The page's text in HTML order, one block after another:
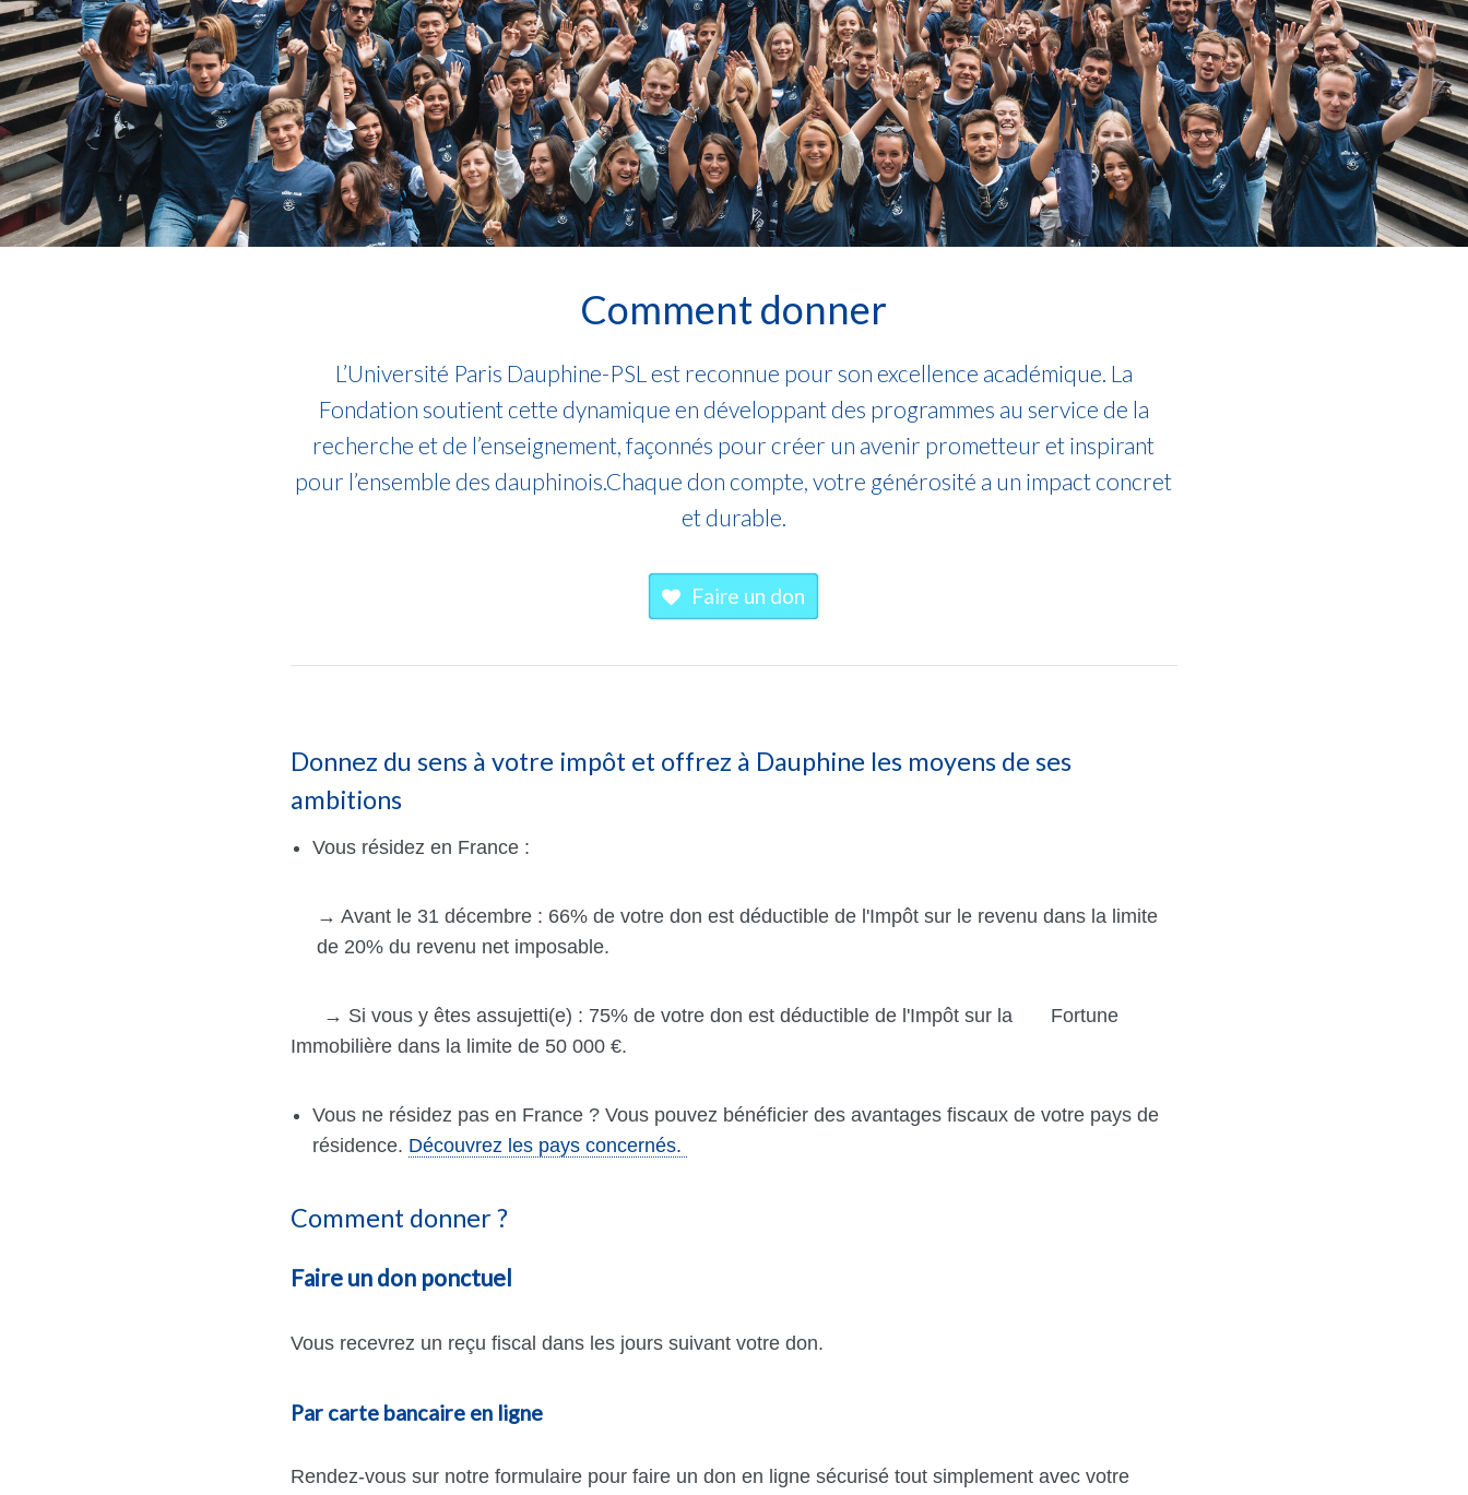
Comment donner
L’Université Paris Dauphine-PSL est reconnue pour son excellence académique. La
Fondation soutient cette dynamique en développant des programmes au service de la
recherche et de l’enseignement, façonnés pour créer un avenir prometteur et inspirant
pour l’ensemble des dauphinois.Chaque don compte, votre générosité a un impact concret
et durable.
Faire un don
Donnez du sens à votre impôt et offrez à Dauphine les moyens de ses
ambitions
Vous résidez en France :
→ Avant le 31 décembre : 66% de votre don est déductible de l'Impôt sur le revenu dans la limite
de 20% du revenu net imposable.
→ Si vous y êtes assujetti(e) : 75% de votre don est déductible de l'Impôt sur la Fortune
Immobilière dans la limite de 50 000 €.
Vous ne résidez pas en France ? Vous pouvez bénéficier des avantages fiscaux de votre pays de
résidence. Découvrez les pays concernés.
Comment donner ?
Faire un don ponctuel
Vous recevrez un reçu fiscal dans les jours suivant votre don.
Par carte bancaire en ligne
Rendez-vous sur notre formulaire pour faire un don en ligne sécurisé tout simplement avec votre